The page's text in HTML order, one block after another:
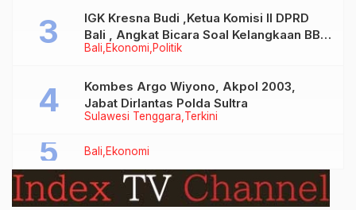
Bali Ekonomi Politik
IGK Kresna Budi ,Ketua Komisi II DPRD
Bali , Angkat Bicara Soal Kelangkaan BBM
Bersubsidi Jenis Solar
Sulawesi Tenggara Terkini
Kombes Argo Wiyono, Akpol 2003,
Jabat Dirlantas Polda Sultra
Bali Ekonomi